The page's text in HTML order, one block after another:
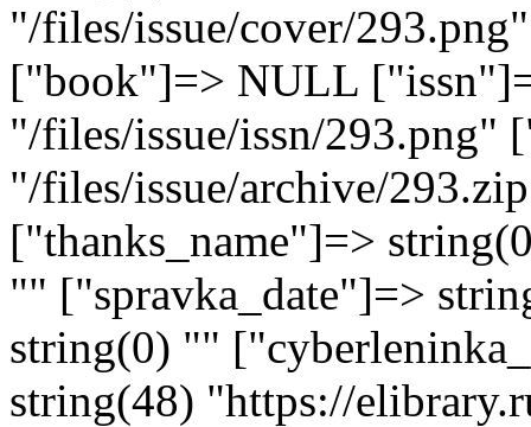
"/files/issue/cover/
["book"]=> NULL
"/files/issue/issn/293.png"
"/files/issue/archive/
["thanks_name"]=>
"" ["spravka_date"]=>
string(0) ""
string(48) "https://